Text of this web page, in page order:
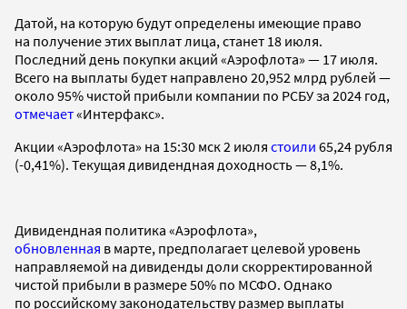
Датой, на которую будут определены имеющие право
на получение этих выплат лица, станет 18 июля.
Последний день покупки акций «Аэрофлота» — 17 июля.
Всего на выплаты будет направлено 20,952 млрд рублей —
около 95% чистой прибыли компании по РСБУ за 2024 год,
отмечает«Интерфакс».
Акции «Аэрофлота» на 15:30 мск 2 июля стоили 65,24 рубля
(-0,41%). Текущая дивидендная доходность — 8,1%.
Дивидендная политика «Аэрофлота»,
обновленная в марте, предполагает целевой уровень
направляемой на дивиденды доли скорректированной
чистой прибыли в размере 50% по МСФО. Однако
по российскому законодательству размер выплаты